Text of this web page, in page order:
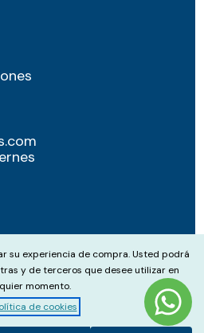
2026
su experiencia de compra. Usted podrá
y de terceros que desee utilizar en
momento.
de cookies